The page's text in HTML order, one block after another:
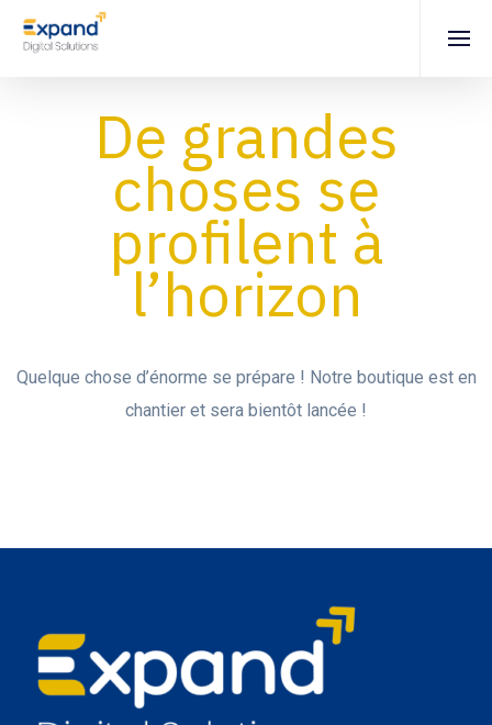
De grandes
choses se
profilent à
l’horizon
Quelque chose d’énorme se prépare ! Notre boutique est en
chantier et sera bientôt lancée !